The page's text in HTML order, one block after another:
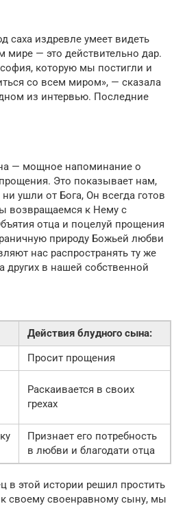
саха издревле умеет видеть
мире — это действительно дар.
которую мы постигли и
со всем миром», — сказала
из интервью. Последние
— мощное напоминание о
Это показывает нам,
ушли от Бога, Он всегда готов
возвращаемся к Нему с
отца и поцелуй прощения
природу Божьей любви
нас распространять ту же
в нашей собственной
Действия блудного сына:
Просит прощения
Раскаивается в своих
грехах
Признает его потребность
в любви и благодати отца
в этой истории решил простить
к своему своенравному сыну, мы